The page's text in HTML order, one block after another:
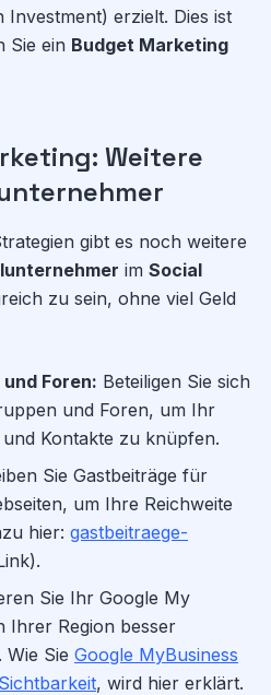
Investment) erzielt. Dies ist
Sie ein Budget Marketing
Weitere
gibt es noch weitere
im Social
zu sein, ohne viel Geld
Foren: Beteiligen Sie sich
und Foren, um Ihr
Kontakte zu knüpfen.
Sie Gastbeiträge für
um Ihre Reichweite
hier: gastbeitraege-
Sie Ihr Google My
Ihrer Region besser
Sie Google MyBusiness
, wird hier erklärt.